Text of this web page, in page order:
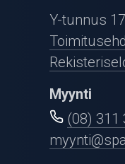
Y-tunnus
Myynti
(08) 311